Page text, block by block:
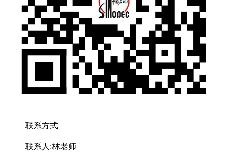
联系方式
联系人:林老师